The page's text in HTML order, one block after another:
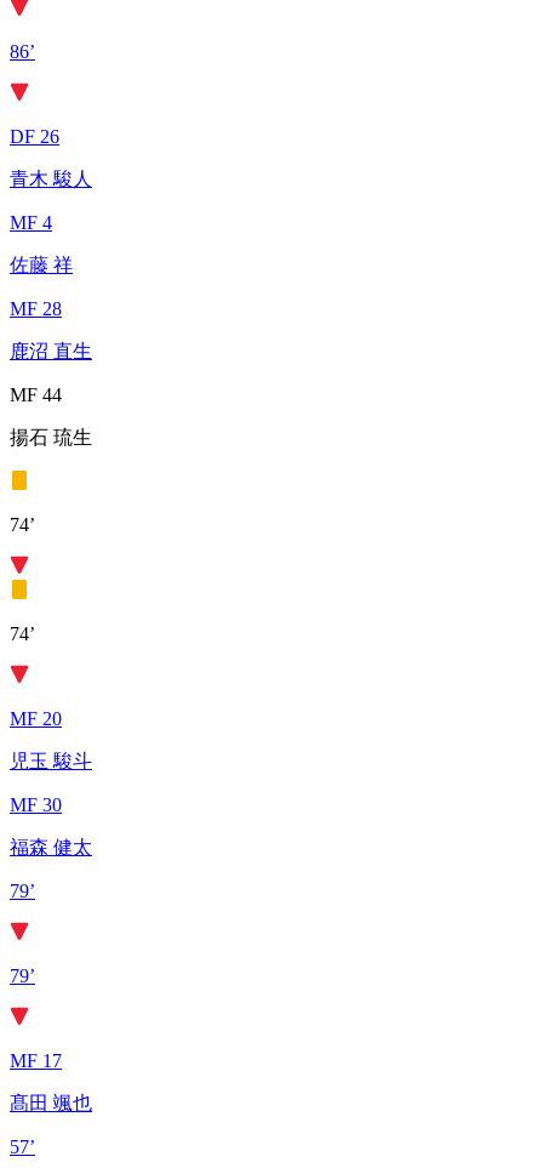
86’
DF 26
青木 駿人
MF 4
佐藤 祥
MF 28
鹿沼 直生
MF 44
揚石 琉生
74’
74’
MF 20
児玉 駿斗
MF 30
福森 健太
79’
79’
MF 17
髙田 颯也
57’